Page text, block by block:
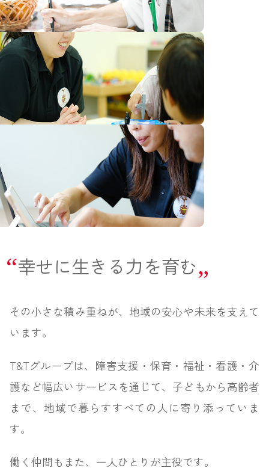
“幸せに生きる力を育む”
その小さな積み重ねが、地域の安心や未来を支えて
います。
T&Tグループは、障害支援・保育・福祉・看護・介
護など幅広いサービスを通じて、 子どもから高齢者
まで、地域で暮らすすべての人に寄り添っていま
す。
働く仲間もまた、一人ひとりが主役です。